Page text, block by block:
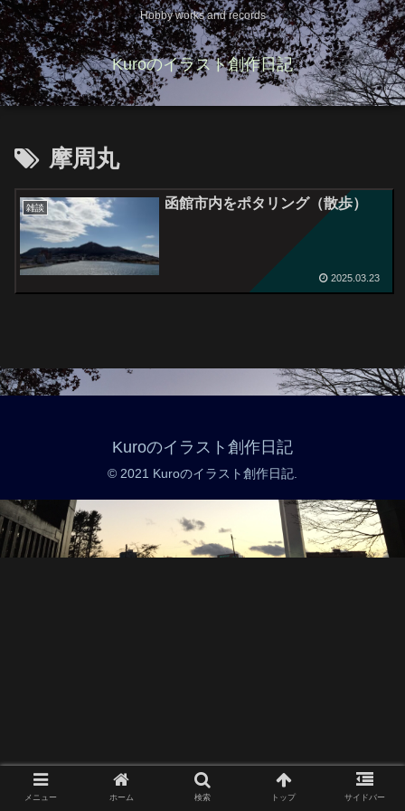
Hobby works and records
Kuroのイラスト創作日記
摩周丸
雑談 函館市内をポタリング（散歩）
2025.03.23
Kuroのイラスト創作日記
© 2021 Kuroのイラスト創作日記.
メニュー ホーム 検索 トップ サイドバー